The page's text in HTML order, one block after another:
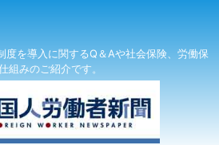
度を導入に関するQ＆Aや社会保険、労働保
組みのご紹介です。